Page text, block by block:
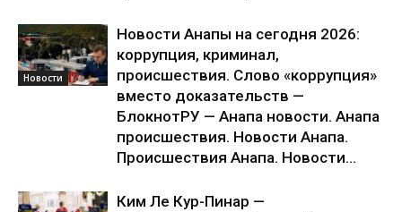
Новости
Новости Анапы на сегодня 2026:
коррупция, криминал,
происшествия. Слово «коррупция»
вместо доказательств —
БлокнотРУ — Анапа новости. Анапа
происшествия. Новости Анапа.
Происшествия Анапа. Новости...
Ким Ле Кур-Пинар —